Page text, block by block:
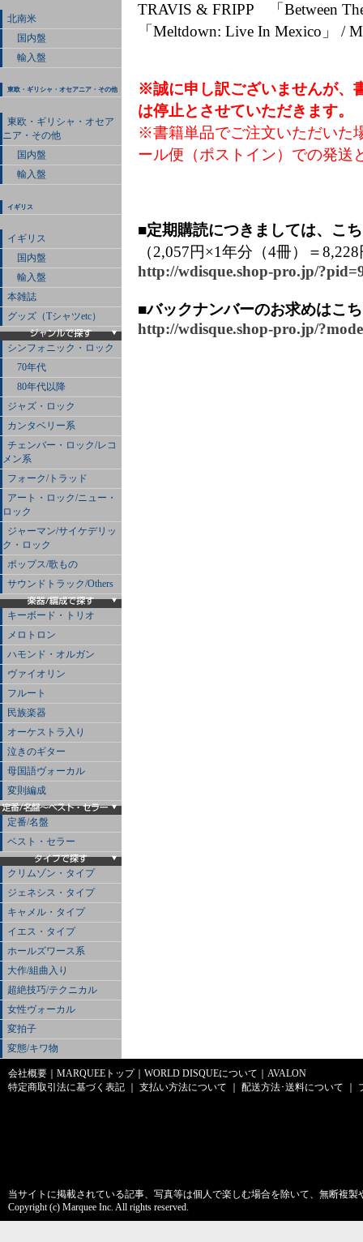
北南米
国内盤
輸入盤
東欧・ギリシャ・オセアニア・その他
東欧・ギリシャ・オセア
ニア・その他
国内盤
輸入盤
イギリス
イギリス
国内盤
輸入盤
本雑誌
グッズ（Tシャツetc）
シンフォニック・ロック
70年代
80年代以降
ジャズ・ロック
カンタベリー系
チェンバー・ロック/レコ
メン系
フォーク/トラッド
アート・ロック/ニュー・
ロック
ジャーマン/サイケデリッ
ク・ロック
ポップス/歌もの
サウンドトラック/Others
キーボード・トリオ
メロトロン
ハモンド・オルガン
ヴァイオリン
フルート
民族楽器
オーケストラ入り
泣きのギター
母国語ヴォーカル
変則編成
定番/名盤
ベスト・セラー
クリムゾン・タイプ
ジェネシス・タイプ
キャメル・タイプ
イエス・タイプ
ホールズワース系
大作/組曲入り
超絶技巧/テクニカル
女性ヴォーカル
変拍子
変態/キワ物
TRAVIS & FRIPP 「Between
「Meltdown: Live In Mexico」 /
※誠に申し訳ございませんが、
は停止とさせていただきます。
※書籍単品でご注文いただいた
ール便（ポストイン）での発送
■定期購読につきましては、こ
（2,057円×1年分（4冊）＝
http://wdisque.shop-pro.jp/
■バックナンバーのお求めはこ
http://wdisque.shop-pro.jp/
会社概要 MARQUEEトップ｜ WORLD DISQUEについて
AVALON
特定商取引法に基づく表記
支払い方法について 配送方法･送料について
当サイトに掲載されている記事、写真等は個人で楽しむ場合を除いて、無断複
Copyright (c) Marquee Inc. All rights reserved.